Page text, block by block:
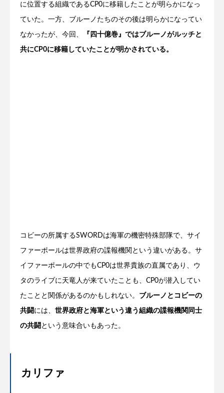
に位置する組織であるCP0に移籍したことが明らかになっ
ていた。一方、ブルーノたちのその後は明らかになってい
なかったが、今回、 『四十億巻』ではブルーノがルッチと
共にCP0に移籍していたことが明かされている。
コビーの所属するSWORDは海軍の機密特殊部隊で、サイ
ファーポールは世界政府の諜報機関という違いがある。サ
イファーポールの中でもCP0は世界貴族の直属であり、ウ
タのライブに天竜人が来ていたことも、CP0が潜入してい
たことと関係があるのかもしれない。 ブルーノとコビーの
共闘には、 世界政府と海軍という違う組織の諜報機関同士
の共闘 という意味合いもあった。
カリファ